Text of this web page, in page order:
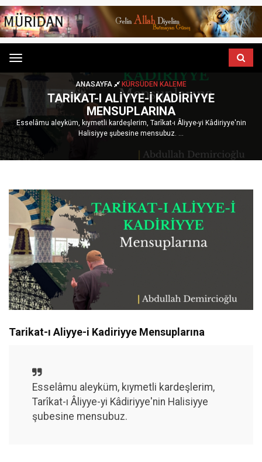
Menu
ANASAYFA KÜRSÜDEN KALEME
TARIKAT-I ALIYYE-I KADIRIYYE
MENSUPLARINA
Esselâmu aleyküm, kıymetli kardeşlerim, Tarîkat-ı Âliyye-yi Kâdiriyye'nin
Halisiyye şubesine mensubuz. ...
Tarikat-ı Aliyye-i Kadiriyye Mensuplarına
Esselâmu aleyküm, kıymetli kardeşlerim,
Tarîkat-ı Âliyye-yi Kâdiriyye'nin Halisiyye
şubesine mensubuz.